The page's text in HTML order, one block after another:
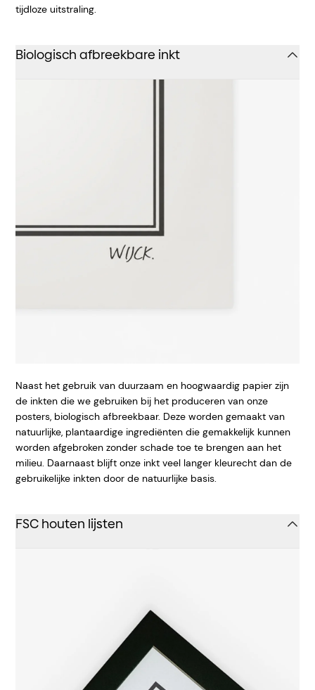
tijdloze uitstraling.
Biologisch afbreekbare inkt
Naast het gebruik van duurzaam en hoogwaardig papier zijn
de inkten die we gebruiken bij het produceren van onze
posters, biologisch afbreekbaar. Deze worden gemaakt van
natuurlijke, plantaardige ingrediënten die gemakkelijk kunnen
worden afgebroken zonder schade toe te brengen aan het
milieu. Daarnaast blijft onze inkt veel langer kleurecht dan de
gebruikelijke inkten door de natuurlijke basis.
FSC houten lijsten